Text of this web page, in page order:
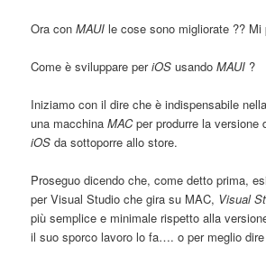
Ora conMAUIle cose sono migliorate ?? Mi
Come è sviluppare periOSusandoMAUI ?
Iniziamo con il dire che è indispensabile
una macchinaMACper produrre la versione
iOS da sottoporre allo store.
Proseguo dicendo che, come detto prima,
per Visual Studio che gira su MAC, Visual
più semplice e minimale rispetto alla
il suo sporco lavoro lo fa…. o per meglio